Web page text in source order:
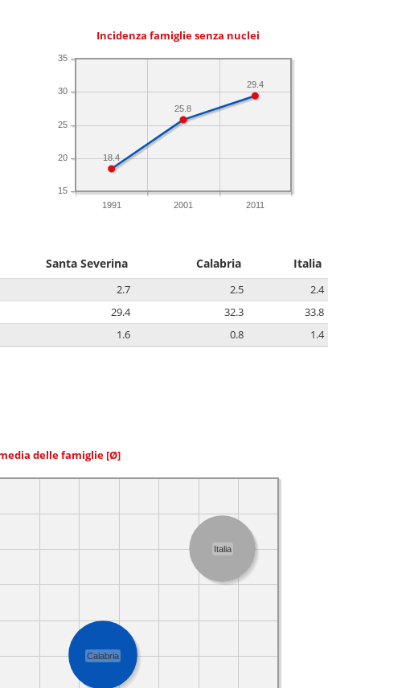
Incidenza famiglie senza nuclei
1991 2001 2011
15
20
25
30
35
29.4
25.8
18.4
Santa Severina Calabria Italia
2.7 2.5
2.4
29.4 32.3
33.8
1.6 0.8 1.4
delle famiglie [Ø]
Calabria
Italia